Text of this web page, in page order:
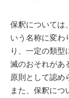
保釈については
いう名称に変わ
り、一定の類型
滅のおそれがあ
原則として認め
また、保釈につ